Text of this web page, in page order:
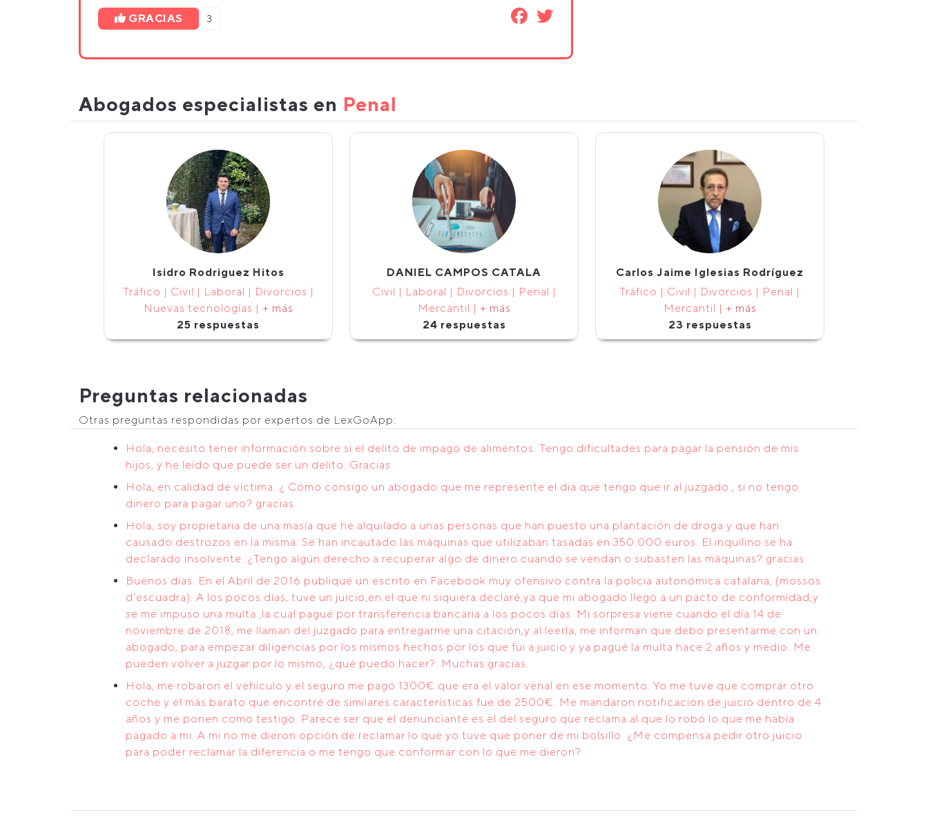
GRACIAS 3
Abogados especialistas en Penal
Isidro Rodriguez Hitos
Tráfico | Civil | Laboral | Divorcios |
Nuevas tecnologías | + más
25 respuestas
DANIEL CAMPOS CATALA
Civil | Laboral | Divorcios | Penal |
Mercantil | + más
24 respuestas
Carlos Jaime Iglesias Rodríguez
Tráfico | Civil | Divorcios | Penal |
Mercantil | + más
23 respuestas
Preguntas relacionadas
Otras preguntas respondidas por expertos de LexGoApp:
Hola, necesito tener información sobre si el delito de impago de alimentos. Tengo dificultades para pagar la pensión de mis
hijos, y he leído que puede ser un delito. Gracias
Hola, en calidad de víctima. ¿ Cómo consigo un abogado que me represente el dia que tengo que ir al juzgado , si no tengo
dinero para pagar uno? gracias
Hola, soy propietaria de una masía que he alquilado a unas personas que han puesto una plantación de droga y que han
causado destrozos en la misma. Se han incautado las máquinas que utilizaban tasadas en 350.000 euros. El inquilino se ha
declarado insolvente. ¿Tengo algún derecho a recuperar algo de dinero cuando se vendan o subasten las máquinas? gracias
Buenos días. En el Abril de 2016 publiqué un escrito en Facebook muy ofensivo contra la policia autonómica catalana, (mossos
d'escuadra). A los pocos días, tuve un juicio,en el que ni siquiera declaré,ya que mi abogado llegó a un pacto de conformidad,y
se me impuso una multa ,la cual pagué por transferencia bancaria a los pocos días. Mi sorpresa viene cuando el día 14 de
noviembre de 2018, me llaman del juzgado para entregarme una citación,y al leerla, me informan que debo presentarme con un
abogado, para empezar diligencias por los mismos hechos por los que fui a juicio y ya pagué la multa hace 2 años y medio. Me
pueden volver a juzgar por lo mismo, ¿qué puedo hacer?. Muchas gracias.
Hola, me robaron el vehículo y el seguro me pagó 1300€ que era el valor venal en ese momento. Yo me tuve que comprar otro
coche y el más barato que encontré de similares características fue de 2500€. Me mandaron notificación de juicio dentro de 4
años y me ponen como testigo. Parece ser que el denunciante es el del seguro que reclama al que lo robó lo que me había
pagado a mi. A mi no me dieron opción de reclamar lo que yo tuve que poner de mi bolsillo. ¿Me compensa pedir otro juicio
para poder reclamar la diferencia o me tengo que conformar con lo que me dieron?